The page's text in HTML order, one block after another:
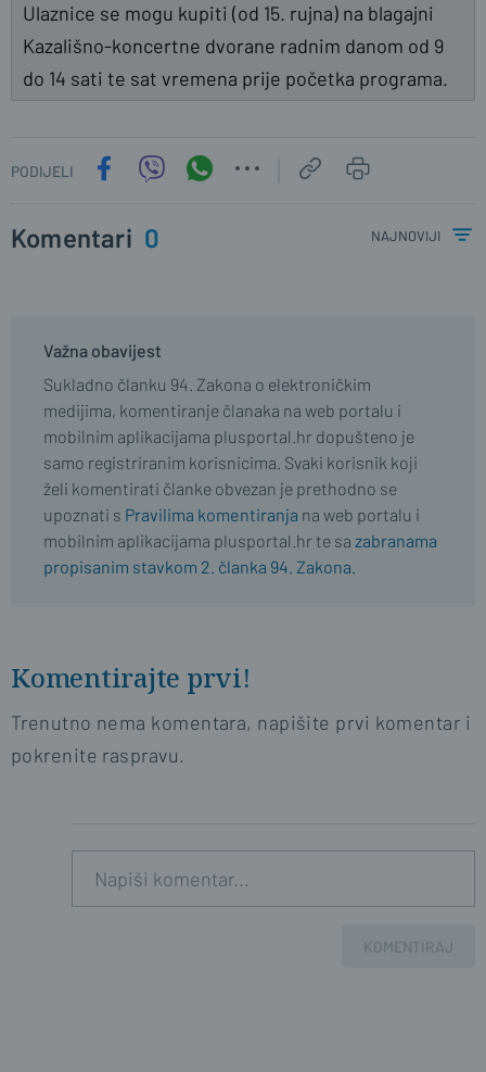
Ulaznice se mogu kupiti (od 15. rujna) na blagajni
Kazališno-koncertne dvorane radnim danom od 9
do 14 sati te sat vremena prije početka programa.
PODIJELI
Komentari 0 najnoviji
Važna obavijest
Sukladno članku 94. Zakona o elektroničkim
medijima, komentiranje članaka na web portalu i
mobilnim aplikacijama plusportal.hr dopušteno je
samo registriranim korisnicima. Svaki korisnik koji
želi komentirati članke obvezan je prethodno se
upoznati s Pravilima komentiranja na web portalu i
mobilnim aplikacijama plusportal.hr te sa zabranama
propisanim stavkom 2. članka 94. Zakona.
Komentirajte prvi!
Trenutno nema komentara, napišite prvi komentar i
pokrenite raspravu.
KOMENTIRAJ